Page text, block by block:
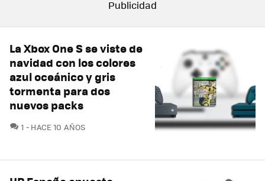
La Xbox One S se viste de
navidad con los colores
azul oceánico y gris
tormenta para dos
nuevos packs
1 COMENTARIOS
HACE 10 AÑOS